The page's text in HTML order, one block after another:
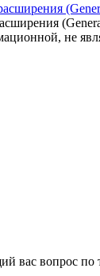
не
вас вопрос по